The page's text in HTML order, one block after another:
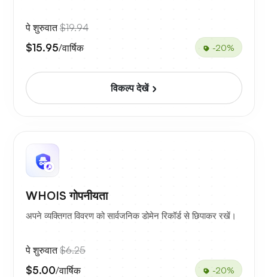
पे शुरुवात$19.94
$15.95/वार्षिक -20%
विकल्प देखें
WHOIS गोपनीयता
अपने व्यक्तिगत विवरण को सार्वजनिक डोमेन रिकॉर्ड से छिपाकर रखें।
पे शुरुवात$6.25
$5.00/वार्षिक -20%